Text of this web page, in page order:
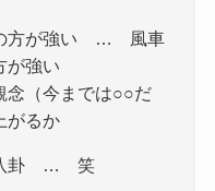
の方が強い … 風車
が強い
念（今までは○○だ
がるか
八卦 … 笑